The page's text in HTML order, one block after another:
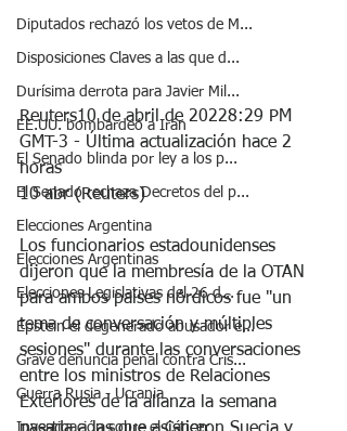
Diputados rechazó los vetos de M...
Disposiciones Claves a las que d...
Durísima derrota para Javier Mil...
EE.UU. bombardeó a Irán
El Senado blinda por ley a los p...
El Senado rechaza Decretos del p...
Elecciones Argentina
Elecciones Argentinas
Elecciones Legislativas del 26 d...
Epstein el degenerado abusador e...
Grave denuncia penal contra Cris...
Guerra Rusia - Ucrania
Investigación sobre el Cáncer
Reuters10 de abril de 20228:29 PM
GMT-3 - Última actualización hace 2
horas
10 abr (Reuters)
Los funcionarios estadounidenses
dijeron que la membresía de la OTAN
para ambos países nórdicos fue "un
tema de conversación y múltiples
sesiones" durante las conversaciones
entre los ministros de Relaciones
Exteriores de la alianza la semana